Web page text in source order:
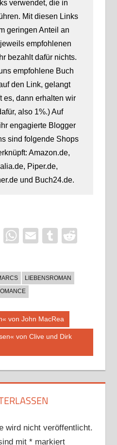
verwendet, die in
Mit diesen Links
geringen Anteil an
empfohlenen
bezahlt dafür nichts.
empfohlene Buch
den Link, gelangt
es, dann erhalten wir
also 1%.) Auf
engagierte Blogger
sind folgende Shops
Amazon.de,
Piper.de,
und Buch24.de.
Mastodon
WhatsApp
EmailTumblr
LIEBENSROMAN
von John MacRea
von Clive und Dirk
wird nicht veröffentlicht.
mit *markiert